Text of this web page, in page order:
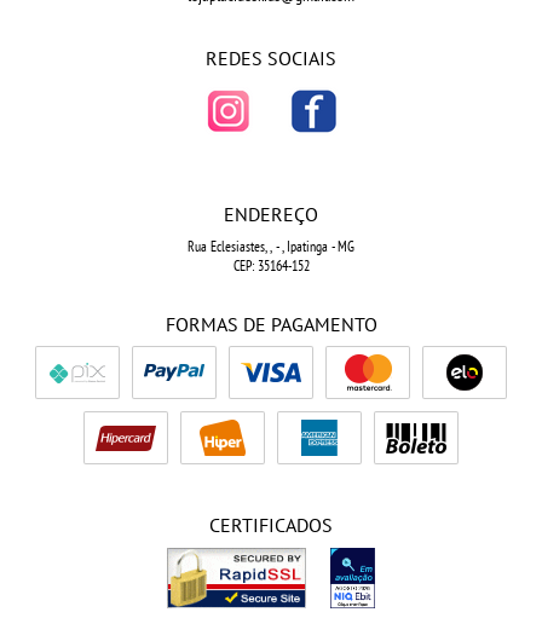
REDES SOCIAIS
ENDEREÇO
Rua Eclesiastes, , - , Ipatinga -MG
CEP: 35164-152
FORMAS DE PAGAMENTO
CERTIFICADOS